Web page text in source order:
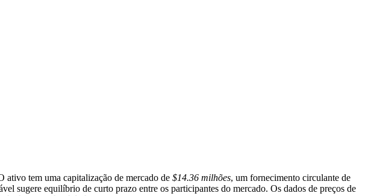
ativo tem uma capitalização de mercado de $14.36 milhões, um fornecimento circulante de
sugere equilíbrio de curto prazo entre os participantes do mercado. Os dados de preços de